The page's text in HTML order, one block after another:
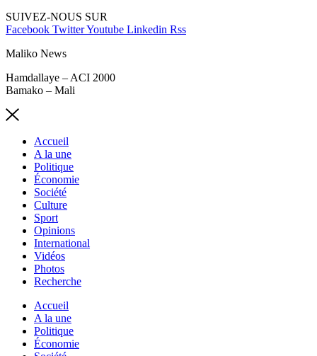
SUIVEZ-NOUS SUR
Facebook TwitterYoutube Linkedin Rss
Maliko News
Hamdallaye – ACI 2000
Bamako – Mali
Accueil
A la une
Politique
Économie
Société
Culture
Sport
Opinions
International
Vidéos
Photos
Recherche
Accueil
A la une
Politique
Économie